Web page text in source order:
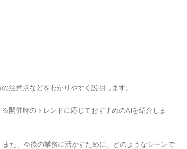
点などをわかりやすく説明します。
時のトレンドに応じておすすめのAIを紹介しま
今後の業務に活かすために、どのようなシーンで